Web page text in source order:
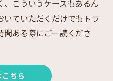
、こういうケースもあるん
ていただくだけでもトラ
間ある際にご一読くださ
ちら